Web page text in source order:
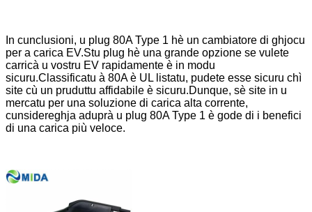
In cunclusioni, u plug 80A Type 1 hè un cambiatore di ghjocu
per a carica EV.Stu plug hè una grande opzione se vulete
carricà u vostru EV rapidamente è in modu
sicuru.Classificatu à 80A è UL listatu, pudete esse sicuru chì
site cù un pruduttu affidabile è sicuru.Dunque, sè site in u
mercatu per una soluzione di carica alta corrente,
cunsidereghja aduprà u plug 80A Type 1 è gode di i benefici
di una carica più veloce.